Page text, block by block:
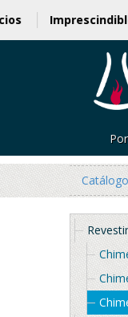
precios
Catálogo